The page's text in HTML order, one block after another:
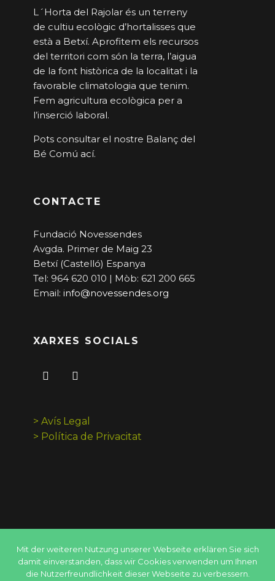
L´Horta del Rajolar és un terreny
de cultiu ecològic d’hortalisses que
està a Betxí. Aprofitem els recursos
del territori com són la terra, l’aigua
de la font històrica de la localitat i la
favorable climatologia que tenim.
Fem agricultura ecològica per a
l’inserció laboral.
Pots consultar el nostre Balanç del
Bé Comú ací.
CONTACTE
Fundació Novessendes
Avgda. Primer de Maig 23
Betxí (Castelló) Espanya
Tel: 964 620 010 | Mòb: 621 200 665
Email: info@novessendes.org
XARXES SOCIALS
> Avís Legal
> Política de Privacitat
Mit der weiteren Nutzung unserer Webseite erklären Sie sich
damit einverstanden, dass wir Cookies verwenden um Ihnen
die Nutzerfreundlichkeit dieser Webseite zu verbessern.